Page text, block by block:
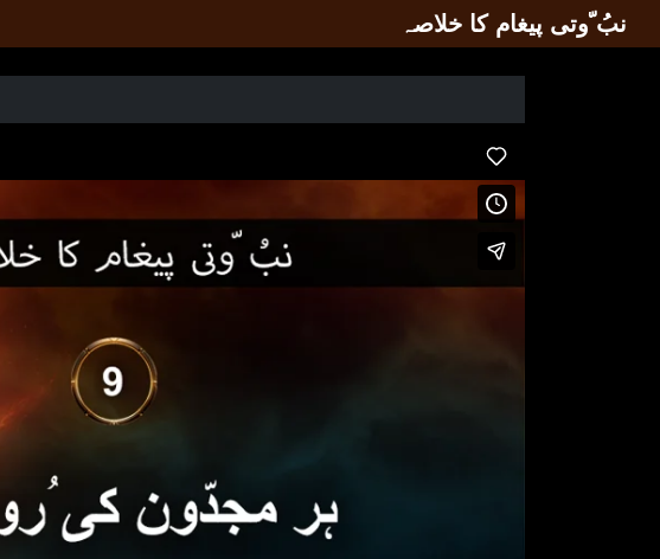
نبُ ّوتی پیغام کا خلاصہ